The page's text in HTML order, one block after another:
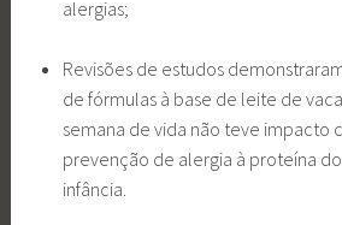
alergias;
Revisões de estudos
de fórmulas à base de leite de
semana de vida não teve impacto
prevenção de alergia à proteína
infância.